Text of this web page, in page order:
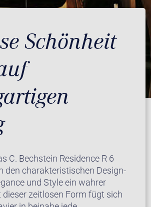
Schönheit
C. Bechstein Residence R 6
den charakteristischen Design-
und Style ein wahrer
dieser zeitlosen Form fügt sich